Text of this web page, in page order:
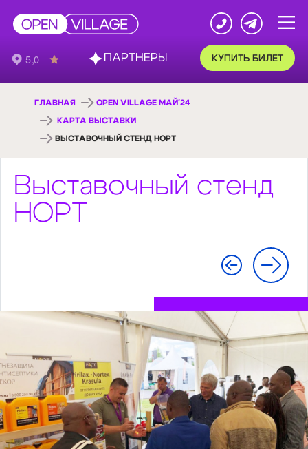
КУПИТЬ БИЛЕТ
ГЛАВНАЯ OPEN VILLAGE МАЙ'24
КАРТА ВЫСТАВКИ
ВЫСТАВОЧНЫЙ СТЕНД НОРТ
Выставочный стенд
НОРТ